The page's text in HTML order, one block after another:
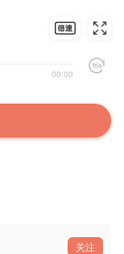
00:00
关注